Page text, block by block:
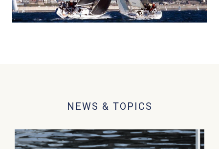
NEWS & TOPICS